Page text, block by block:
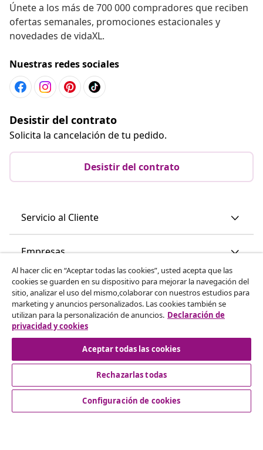
Únete a los más de 700 000 compradores que reciben
ofertas semanales, promociones estacionales y
novedades de vidaXL.
Nuestras redes sociales
Desistir del contrato
Solicita la cancelación de tu pedido.
Desistir del contrato
Servicio al Cliente
Empresas
vidaXL
Descubre mas
© 2008-2026 vidaXL www.vidaxl.es es una página web de
Al hacer clic en “Aceptar todas las cookies”, usted acepta que las
cookies se guarden en su dispositivo para mejorar la navegación del
sitio, analizar el uso del mismo,colaborar con nuestros estudios para
marketing y anuncios personalizados. Las cookies también se
utilizan para la personalización de anuncios. Declaración de
privacidad y cookies
Aceptar todas las cookies
Rechazarlas todas
Configuración de cookies